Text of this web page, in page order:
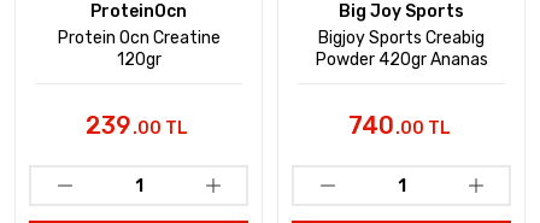
ProteinOcn
Protein Ocn Creatine
120gr
239.00 TL
Big Joy Sports
Bigjoy Sports Creabig
Powder 420gr Ananas
740.00 TL